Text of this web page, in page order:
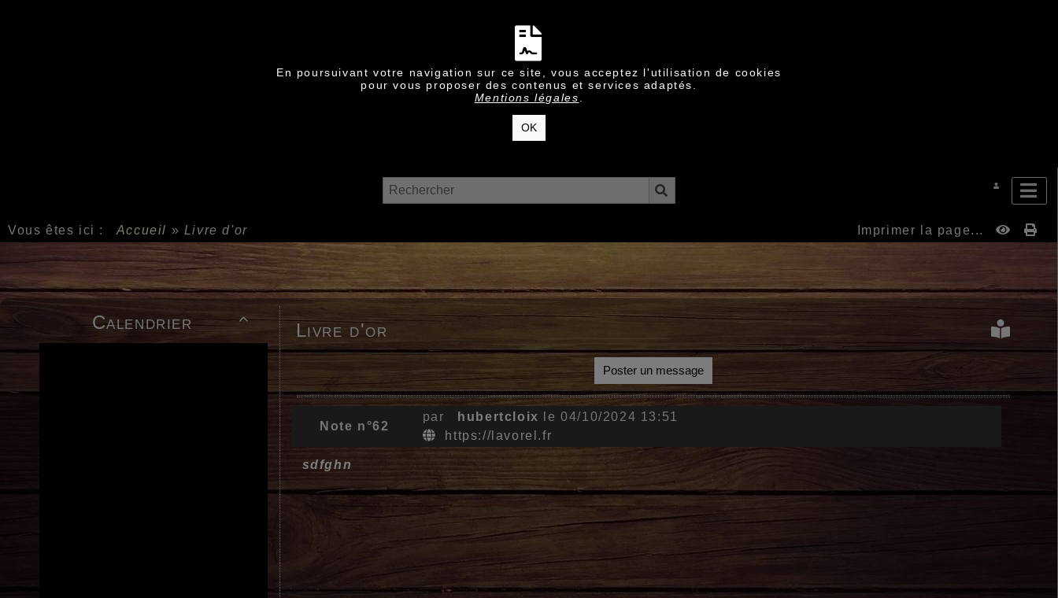
En poursuivant votre navigation sur ce site, vous acceptez l'utilisation de cookies
pour vous proposer des contenus et services adaptés.
Mentions légales
OK
Vous êtes ici : Accueil » Livre d'or Imprimer la page...

Calendrier Livre d'or
Poster un message
Note n°62
par hubertcloix
le 04/10/2024 13:51
https://lavorel.fr
sdfghn